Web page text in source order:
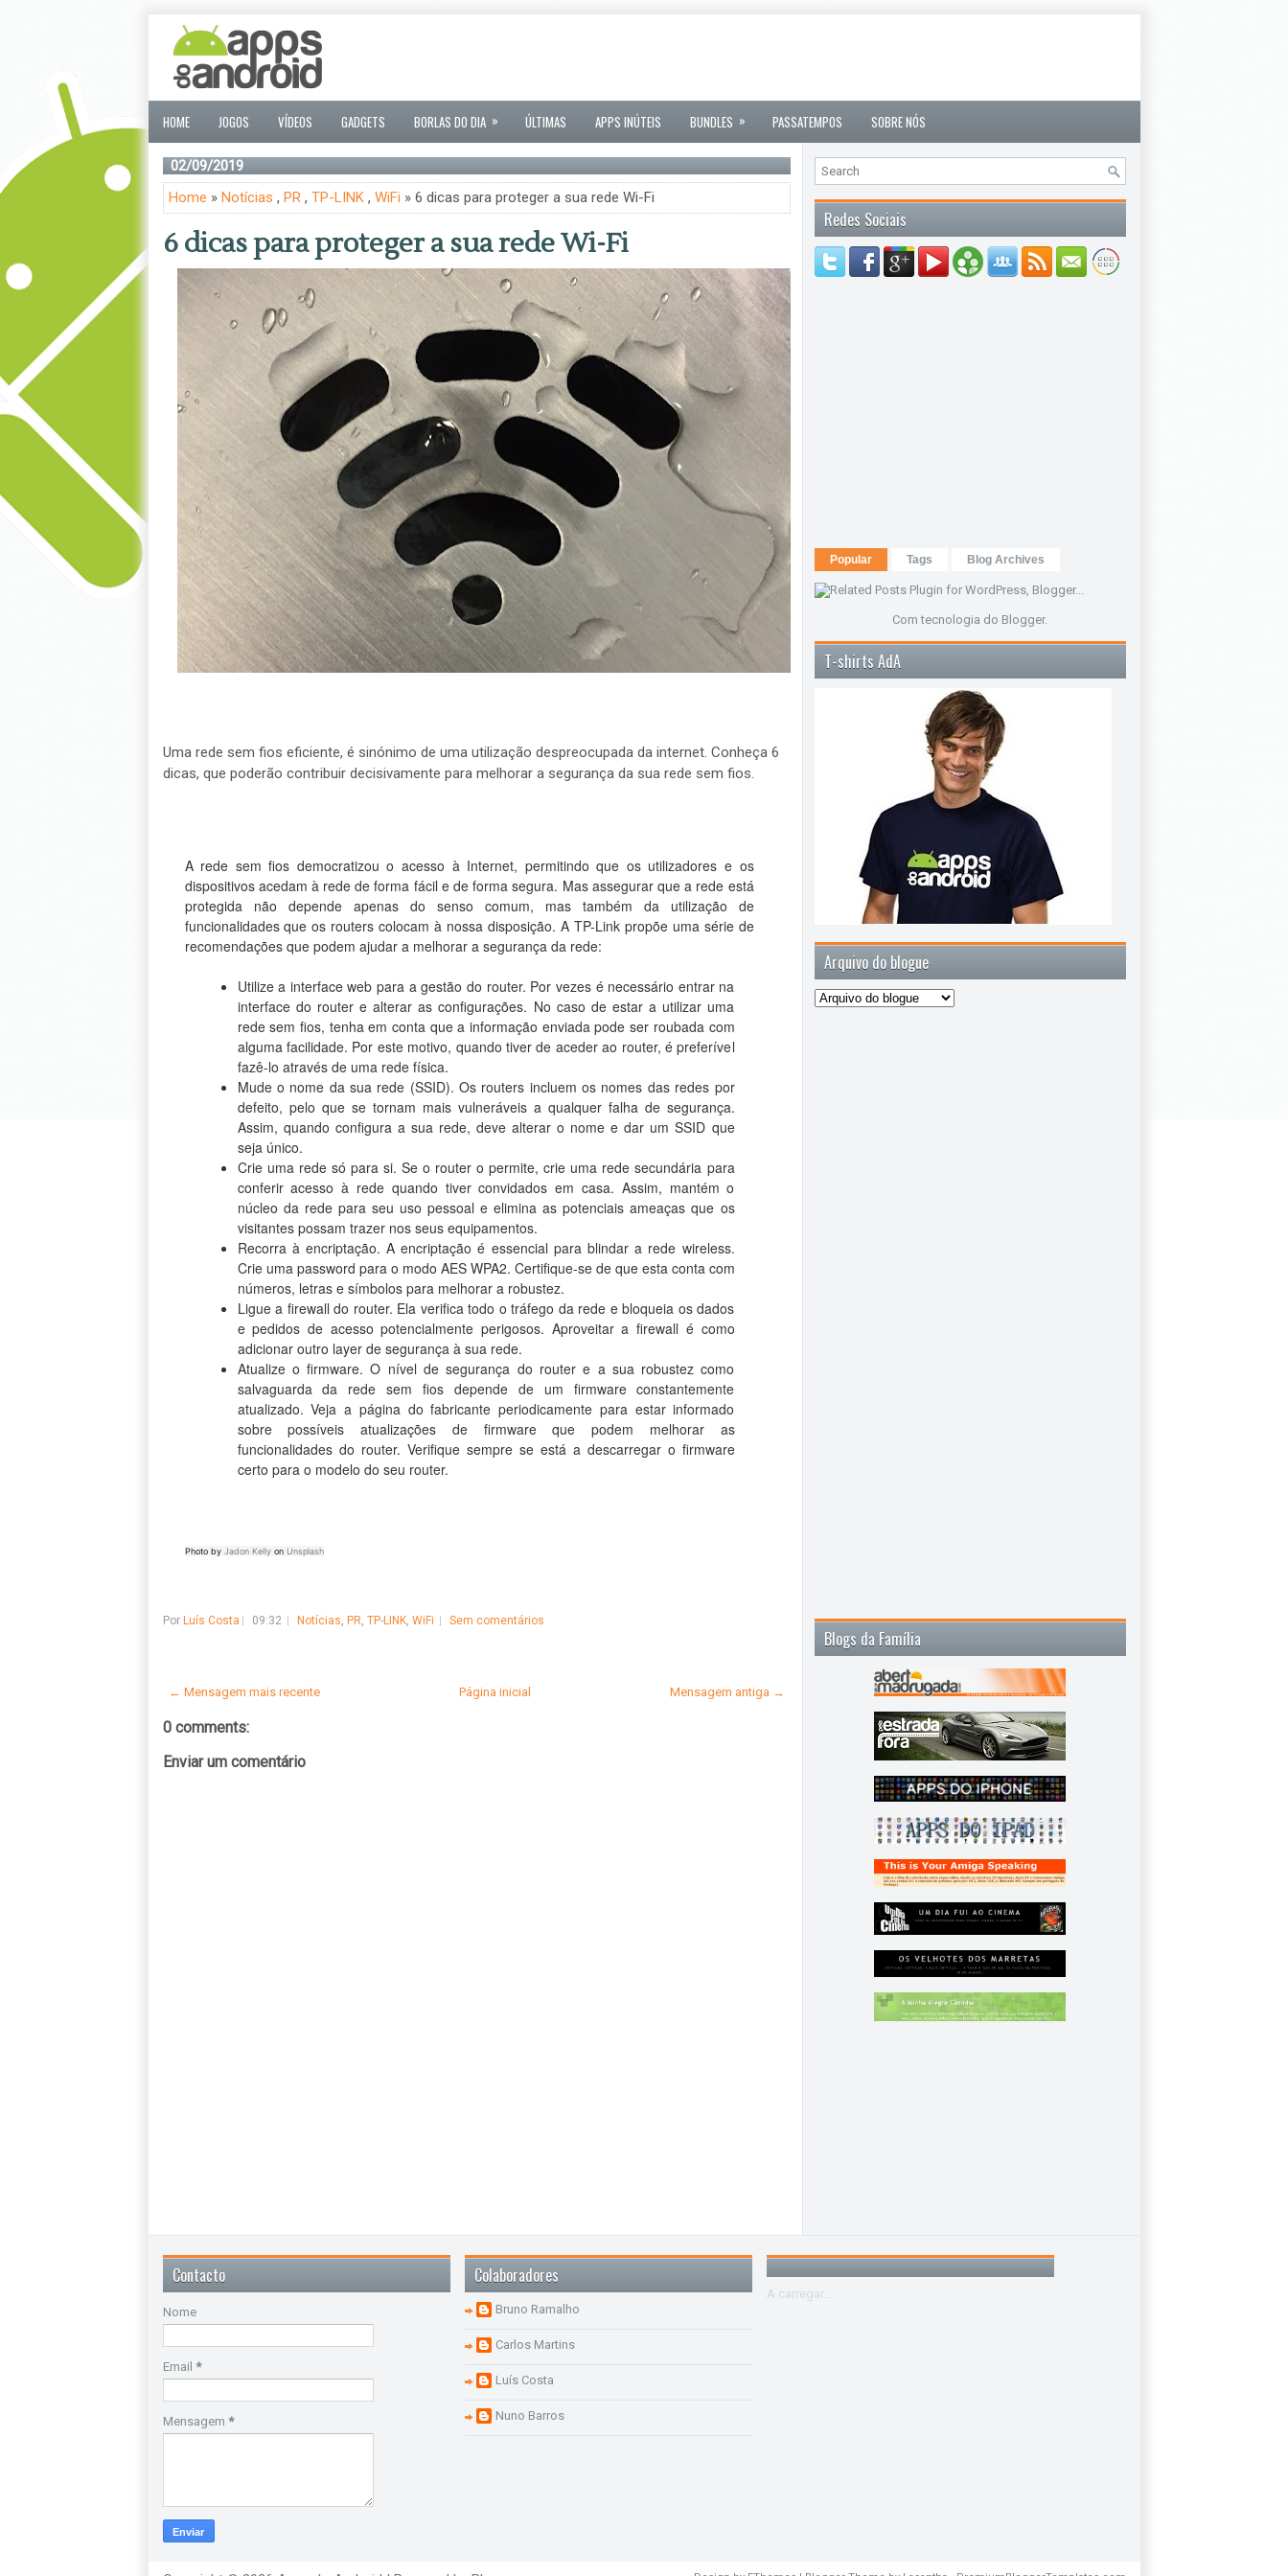
HOME JOGOS VÍDEOS GADGETS BORLAS DO DIA » ÚLTIMAS APPS INÚTEIS BUNDLES » PASSATEMPOS SOBRE NÓS
02/09/2019
Home » Notícias , PR, TP-LINK, WiFi » 6 dicas para proteger a sua rede Wi-Fi
6 dicas para proteger a sua rede Wi-Fi
Uma rede sem fios eficiente, é sinónimo de uma utilização despreocupada da internet. Conheça 6
dicas, que poderão contribuir decisivamente para melhorar a segurança da sua rede sem fios.
A rede sem fios democratizou o acesso à Internet, permitindo que os utilizadores e os
dispositivos acedam à rede de forma fácil e de forma segura. Mas assegurar que a rede está
protegida não depende apenas do senso comum, mas também da utilização de
funcionalidades que os routers colocam à nossa disposição. A TP-Link propõe uma série de
recomendações que podem ajudar a melhorar a segurança da rede:
Utilize a interface web para a gestão do router. Por vezes é necessário entrar na
interface do router e alterar as configurações. No caso de estar a utilizar uma
rede sem fios, tenha em conta que a informação enviada pode ser roubada com
alguma facilidade. Por este motivo, quando tiver de aceder ao router, é preferível
fazê-lo através de uma rede física.
Mude o nome da sua rede (SSID). Os routers incluem os nomes das redes por
defeito, pelo que se tornam mais vulneráveis a qualquer falha de segurança.
Assim, quando configura a sua rede, deve alterar o nome e dar um SSID que
seja único.
Crie uma rede só para si. Se o router o permite, crie uma rede secundária para
conferir acesso à rede quando tiver convidados em casa. Assim, mantém o
núcleo da rede para seu uso pessoal e elimina as potenciais ameaças que os
visitantes possam trazer nos seus equipamentos.
Recorra à encriptação. A encriptação é essencial para blindar a rede wireless.
Crie uma password para o modo AES WPA2. Certifique-se de que esta conta com
números, letras e símbolos para melhorar a robustez.
Ligue a firewall do router. Ela verifica todo o tráfego da rede e bloqueia os dados
e pedidos de acesso potencialmente perigosos. Aproveitar a firewall é como
adicionar outro layer de segurança à sua rede.
Atualize o firmware. O nível de segurança do router e a sua robustez como
salvaguarda da rede sem fios depende de um firmware constantemente
atualizado. Veja a página do fabricante periodicamente para estar informado
sobre possíveis atualizações de firmware que podem melhorar as
funcionalidades do router. Verifique sempre se está a descarregar o firmware
certo para o modelo do seu router.
Photo by Jadon Kellyon Unsplash
Por Luís Costa 09:32 Notícias, PR, TP-LINK, WiFi Sem comentários
← Mensagem mais recente Mensagem antiga →
Página inicial
0 comments:
Enviar um comentário
Redes Sociais
Popular Tags Blog Archives
Com tecnologia do Blogger.
T-shirts AdA
Arquivo do blogue
Blogs da Família
Contacto
Nome
Email *
Mensagem *
Colaboradores
Bruno Ramalho
Carlos Martins
Luís Costa
Nuno Barros
A carregar...